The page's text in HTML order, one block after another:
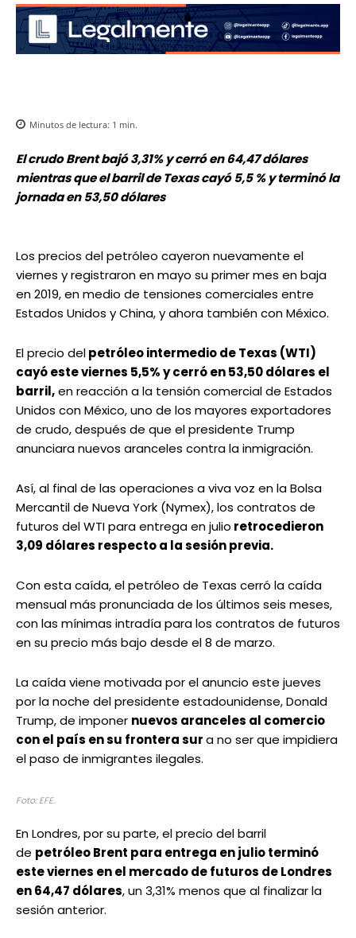
Minutos de lectura: 1 min.
El crudo Brent bajó 3,31% y cerró en 64,47 dólares
mientras que el barril de Texas cayó 5,5 % y terminó la
jornada en 53,50 dólares
Los precios del petróleo cayeron nuevamente el
viernes y registraron en mayo su primer mes en baja
en 2019, en medio de tensiones comerciales entre
Estados Unidos y China, y ahora también con México.
El precio delpetróleo intermedio de Texas (WTI)
cayó este viernes 5,5% y cerró en 53,50 dólares el
barril,en reacción a la tensión comercial de Estados
Unidos con México, uno de los mayores exportadores
de crudo, después de que el presidente Trump
anunciara nuevos aranceles contra la inmigración.
Así, al final de las operaciones a viva voz en la Bolsa
Mercantil de Nueva York (Nymex), los contratos de
futuros del WTI para entrega en julio retrocedieron
3,09 dólares respecto a la sesión previa.
Con esta caída, el petróleo de Texas cerró la caída
mensual más pronunciada de los últimos seis meses,
con las mínimas intradía para los contratos de futuros
en su precio más bajo desde el 8 de marzo.
La caída viene motivada por el anuncio este jueves
por la noche del presidente estadounidense, Donald
Trump, de imponer nuevos aranceles al comercio
con el país en su frontera sura no ser que impidiera
el paso de inmigrantes ilegales.
Foto: EFE.
En Londres, por su parte, el precio del barril
de petróleo Brent para entrega en julio terminó
este viernes en el mercado de futuros de Londres
en 64,47 dólares, un 3,31% menos que al finalizar la
sesión anterior.